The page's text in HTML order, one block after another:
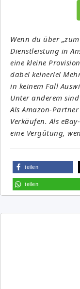
Wenn du über
Dienstleistung in
eine kleine
dabei keinerlei
in keinem Fall
Unter anderem
Als Amazon-
Verkäufen. Als
eine Vergütung,
teilen
teilen